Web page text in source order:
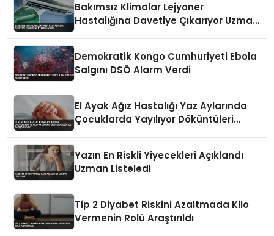
Bakımsız Klimalar Lejyoner
Hastalığına Davetiye Çıkarıyor Uzman
Demokratik Kongo Cumhuriyeti Ebola
Salgını DSÖ Alarm Verdi
El Ayak Ağız Hastalığı Yaz Aylarında
Çocuklarda Yayılıyor Döküntüleri
Yazın En Riskli Yiyecekleri Açıklandı
Uzman Listeledi
Tip 2 Diyabet Riskini Azaltmada Kilo
Vermenin Rolü Araştırıldı